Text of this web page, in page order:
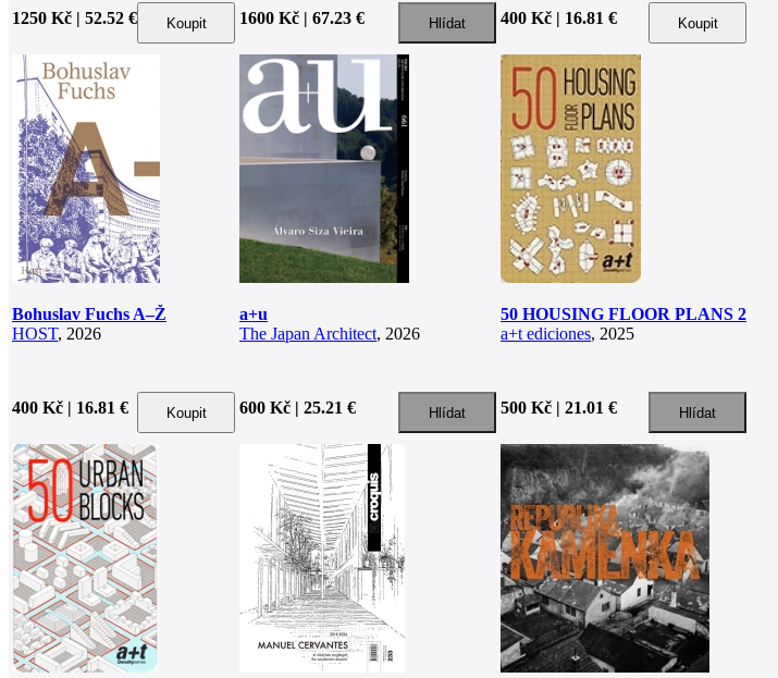
1250 Kč | 52.52 € 1600 Kč | 67.23 € 400 Kč | 16.81 €
Bohuslav Fuchs A–Ž
HOST, 2026
400 Kč | 16.81 €
a+u
The Japan Architect, 2026
600 Kč | 25.21 €
50 HOUSING FLOOR PLANS 2
a+t ediciones, 2025
500 Kč | 21.01 €